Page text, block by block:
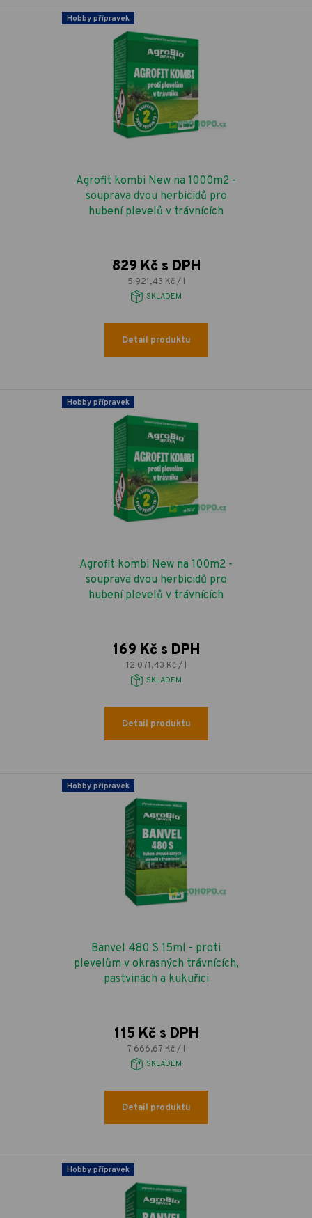
Hobby přípravek
Agrofit kombi New na 1000m2 -
souprava dvou herbicidů pro
hubení plevelů v trávnících
829 Kč s DPH
5 921,43 Kč / l
SKLADEM
Detail produktu
Hobby přípravek
Agrofit kombi New na 100m2 -
souprava dvou herbicidů pro
hubení plevelů v trávnících
169 Kč s DPH
12 071,43 Kč / l
SKLADEM
Detail produktu
Hobby přípravek
Banvel 480 S 15ml - proti
plevelům v okrasných trávnících,
pastvinách a kukuřici
115 Kč s DPH
7 666,67 Kč / l
SKLADEM
Detail produktu
Hobby přípravek